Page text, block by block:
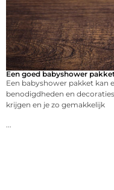
Een goed babyshower
Een babyshower pakket kan
benodigdheden en
krijgen en je zo gemakkelijk